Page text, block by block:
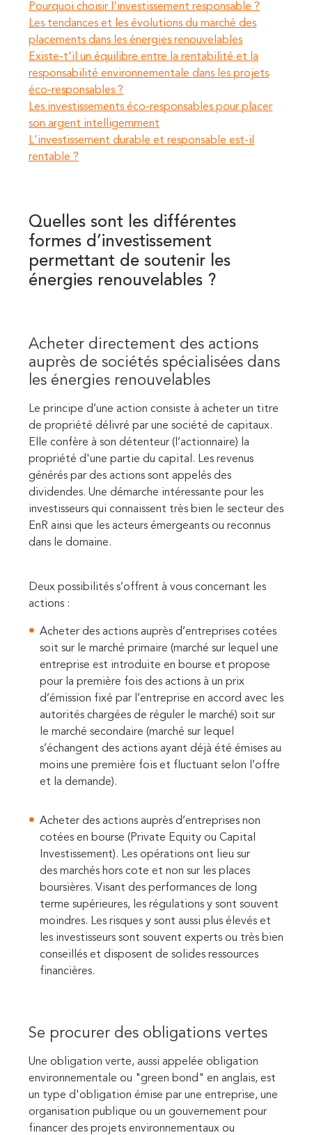
Pourquoi choisir l'investissement responsable ?
Les tendances et les évolutions du marché des
placements dans les énergies renouvelables
Existe-t'il un équilibre entre la rentabilité et la
responsabilité environnementale dans les projets
éco-responsables ?
Les investissements éco-responsables pour placer
son argent intelligemment
L'investissement durable et responsable est-il
rentable ?
Quelles sont les différentes
formes d’investissement
permettant de soutenir les
énergies renouvelables ?
Acheter directement des actions
auprès de sociétés spécialisées dans
les énergies renouvelables
Le principe d’une action consiste à acheter un titre
de propriété délivré par une société de capitaux.
Elle confère à son détenteur (l’actionnaire) la
propriété d'une partie du capital . Les revenus
générés par des actions sont appelés des
dividendes. Une démarche intéressante pour les
investisseurs qui connaissent très bien le secteur des
EnR ainsi que les acteurs émergeants ou reconnus
dans le domaine.
Deux possibilités s’offrent à vous concernant les
actions :
Acheter des actions auprès d’entreprises cotées
soit sur le marché primaire (marché sur lequel une
entreprise est introduite en bourse et propose
pour la première fois des actions à un prix
d’émission fixé par l’entreprise en accord avec les
autorités chargées de réguler le marché) soit sur
le marché secondaire (marché sur lequel
s’échangent des actions ayant déjà été émises au
moins une première fois et fluctuant selon l’offre
et la demande).
Acheter des actions auprès d’entreprises non
cotées en bourse (Private Equity ou Capital
Investissement). Les opérations ont lieu sur
des marchés hors cote et non sur les places
boursières. Visant des performances de long
terme supérieures, les régulations y sont souvent
moindres. Les risques y sont aussi plus élevés et
les investisseurs sont souvent experts ou très bien
conseillés et disposent de solides ressources
financières.
Se procurer des obligations vertes
Une obligation verte, aussi appelée obligation
environnementale ou "green bond" en anglais, est
un type d'obligation émise par une entreprise, une
organisation publique ou un gouvernement pour
financer des projets environnementaux ou